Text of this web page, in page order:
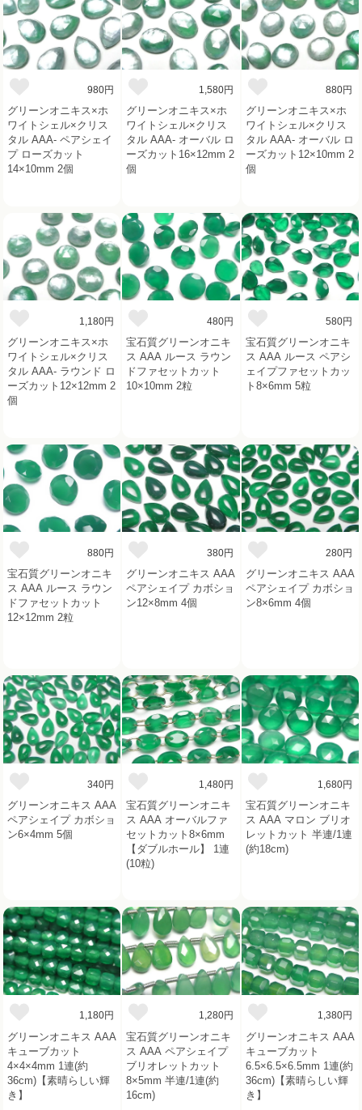
980円
グリーンオニキス×ホ
ワイトシェル×クリス
タル AAA- ペアシェイ
プ ローズカット
14×10mm 2個
1,580円
グリーンオニキス×ホ
ワイトシェル×クリス
タル AAA- オーバル ロ
ーズカット16×12mm 2
個
880円
グリーンオニキス×ホ
ワイトシェル×クリス
タル AAA- オーバル ロ
ーズカット12×10mm 2
個
1,180円
グリーンオニキス×ホ
ワイトシェル×クリス
タル AAA- ラウンド ロ
ーズカット12×12mm 2
個
480円
宝石質グリーンオニキ
ス AAA ルース ラウン
ドファセットカット
10×10mm 2粒
580円
宝石質グリーンオニキ
ス AAA ルース ペアシ
ェイプファセットカッ
ト8×6mm 5粒
880円
宝石質グリーンオニキ
ス AAA ルース ラウン
ドファセットカット
12×12mm 2粒
380円
グリーンオニキス AAA
ペアシェイプ カボショ
ン12×8mm 4個
280円
グリーンオニキス AAA
ペアシェイプ カボショ
ン8×6mm 4個
340円
グリーンオニキス AAA
ペアシェイプ カボショ
ン6×4mm 5個
1,480円
宝石質グリーンオニキ
ス AAA オーバルファ
セットカット8×6mm
【ダブルホール】 1連
(10粒)
1,680円
宝石質グリーンオニキ
ス AAA マロン ブリオ
レットカット 半連/1連
(約18cm)
1,180円
グリーンオニキス AAA
キューブカット
4×4×4mm 1連(約
36cm)【素晴らしい輝
き】
1,280円
宝石質グリーンオニキ
ス AAA ペアシェイプ
ブリオレットカット
8×5mm 半連/1連(約
16cm)
1,380円
グリーンオニキス AAA
キューブカット
6.5×6.5×6.5mm 1連(約
36cm)【素晴らしい輝
き】